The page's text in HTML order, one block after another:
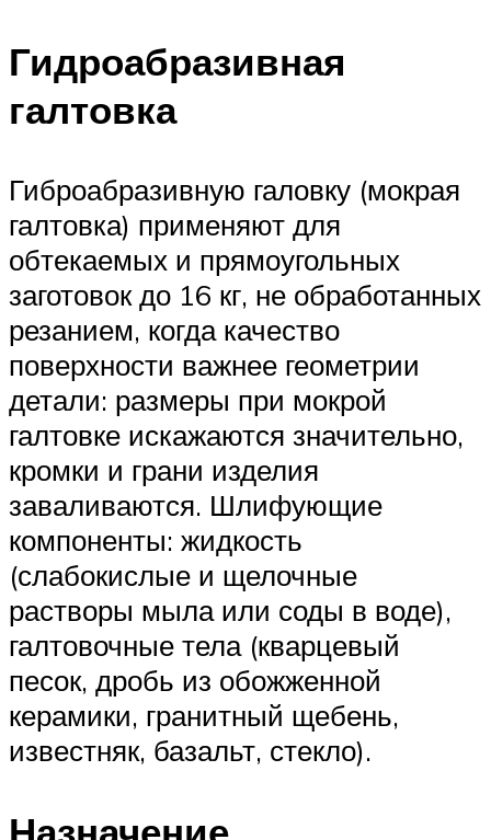
Гидроабразивная
галтовка
Гиброабразивную галовку (мокрая
галтовка) применяют для
обтекаемых и прямоугольных
заготовок до 16 кг, не обработанных
резанием, когда качество
поверхности важнее геометрии
детали: размеры при мокрой
галтовке искажаются значительно,
кромки и грани изделия
заваливаются. Шлифующие
компоненты: жидкость
(слабокислые и щелочные
растворы мыла или соды в воде),
галтовочные тела (кварцевый
песок, дробь из обожженной
керамики, гранитный щебень,
известняк, базальт, стекло).